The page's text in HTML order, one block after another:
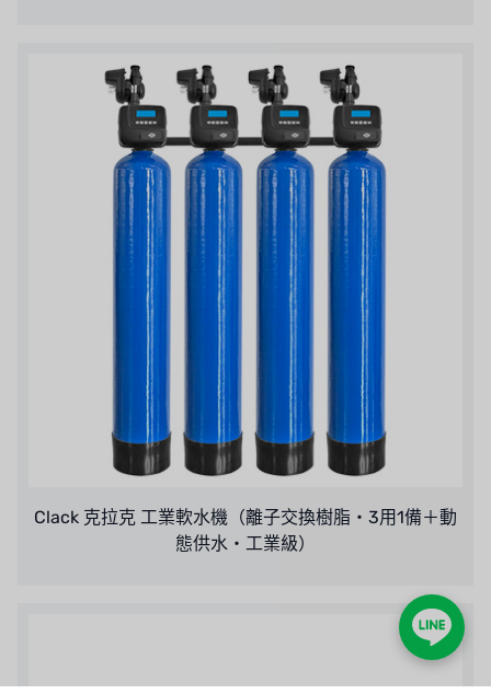
Clack 克拉克 工業軟水機（離子交換樹脂・3用1備＋動
態供水・工業級）